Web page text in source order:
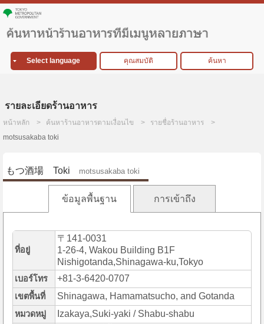
Select language คุณสมบัติ ค้นหา
รายละเอียดร้านอาหาร
หน้าหลัก ค้นหาร้านอาหารตามเงื่อนไข
รายชื่อร้านอาหาร
motsusakaba toki
もつ酒場 Toki motsusakaba toki
ข้อมูลพื้นฐาน การเข้าถึง
ที่อยู่
〒141-0031
1-26-4, Wakou Building B1F
Nishigotanda,Shinagawa-ku,Tokyo
เบอร์โทร +81-3-6420-0707
เขตพื้นที่ Shinagawa, Hamamatsucho, and Gotanda
หมวดหมู่ Izakaya,Suki-yaki / Shabu-shabu